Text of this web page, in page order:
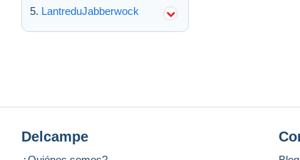
LantreduJabberwock
Delcampe